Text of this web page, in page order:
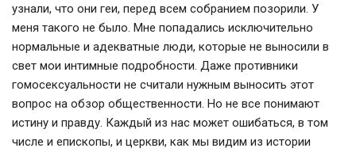
узнали, что они геи, перед всем собранием позорили. У
меня такого не было. Мне попадались исключительно
нормальные и адекватные люди, которые не выносили в
свет мои интимные подробности. Даже противники
гомосексуальности не считали нужным выносить этот
вопрос на обзор общественности. Но не все понимают
истину и правду. Каждый из нас может ошибаться, в том
числе и епископы, и церкви, как мы видим из истории